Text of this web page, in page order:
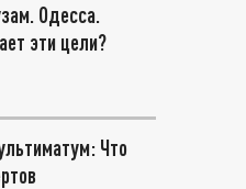
Одесса.
эти цели?
Что